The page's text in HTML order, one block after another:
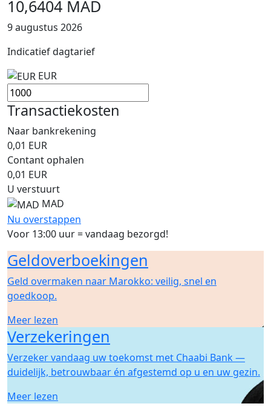
10,6404 MAD
9 augustus 2026
Indicatief dagtarief
EUR
Transactiekosten
Naar bankrekening
0,01 EUR
Contant ophalen
0,01 EUR
U verstuurt
MAD
Nu overstappen
Voor 13:00 uur = vandaag bezorgd!
Geldoverboekingen
Geld overmaken naar Marokko: veilig, snel en
goedkoop.
Meer lezen
Verzekeringen
Verzeker vandaag uw toekomst met Chaabi Bank —
duidelijk, betrouwbaar én afgestemd op u en uw gezin.
Meer lezen